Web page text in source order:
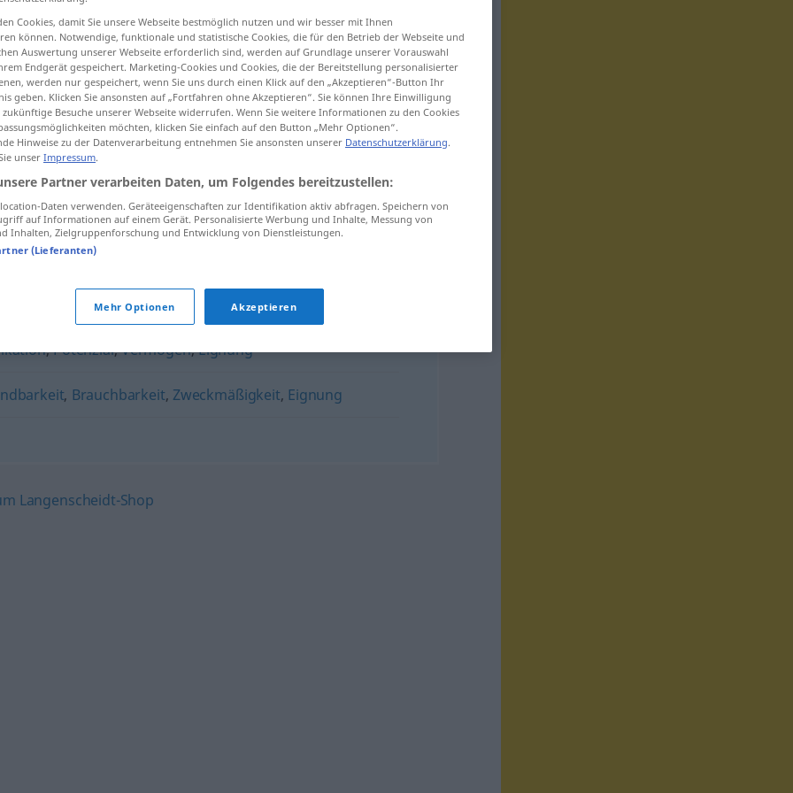
,Potenzial,Vermögen,Eignung
, Brauchbarkeit, Zweckmäßigkeit, Eignung
Cookies, damit Sie unsere Webseite bestmöglich nutzen und wir besser mit Ihnen
können. Notwendige, funktionale und statistische Cookies, die für den Betrieb der Webseite und
Auswertung unserer Webseite erforderlich sind, werden auf Grundlage unserer Vorauswahl
Endgerät gespeichert. Marketing-Cookies und Cookies, die der Bereitstellung personalisierter
werden nur gespeichert, wenn Sie uns durch einen Klick auf den „Akzeptieren“-Button Ihr
geben. Klicken Sie ansonsten auf „Fortfahren ohne Akzeptieren“. Sie können Ihre Einwilligung
Besuche unserer Webseite widerrufen. Wenn Sie weitere Informationen zu den Cookies
möchten, klicken Sie einfach auf den Button „Mehr Optionen“.
Hinweise zu der Datenverarbeitung entnehmen Sie ansonsten unserer Datenschutzerklärung.
unser Impressum.
Partner verarbeiten Daten, um Folgendes bereitzustellen:
Daten verwenden. Geräteeigenschaften zur Identifikation aktiv abfragen. Speichern von
auf Informationen auf einem Gerät. Personalisierte Werbung und Inhalte, Messung von
Inhalten, Zielgruppenforschung und Entwicklung von Dienstleistungen.
(Lieferanten)
Mehr Optionen Akzeptieren